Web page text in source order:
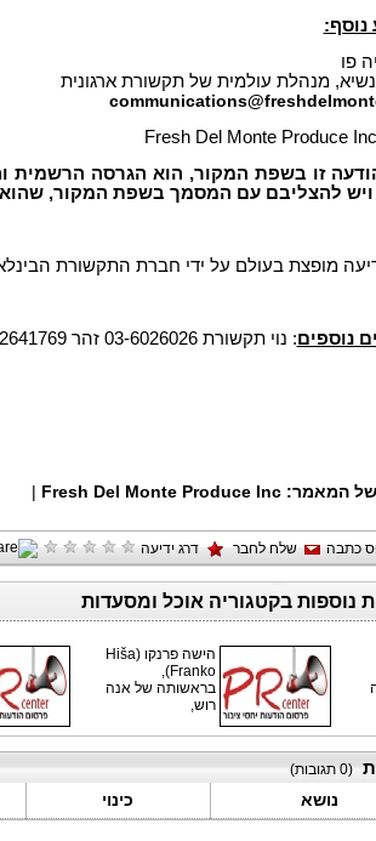
נוסף:
פו
נשיא, מנהלת עולמית של תקשורת ארגונית
Fresh Del Monte Produce
זו בשפת המקור, הוא הגרסה הרשמית
להצליבם עם המסמך בשפת המקור,
מופצת בעולם על ידי חברת התקשורת
נוספים: נוי תקשורת 03-6026026 זהר 052-2641769
של המאמר: Fresh Del Monte Produce Inc
|
כתבה שלח לחבר דרג ידיעה
נוספות בקטגוריה אוכל ומסעדות
הישה פרנקו (Hiša
Franko),
בראשותה של אנה
רוש,
(
0 תגובות)
נושא כינוי